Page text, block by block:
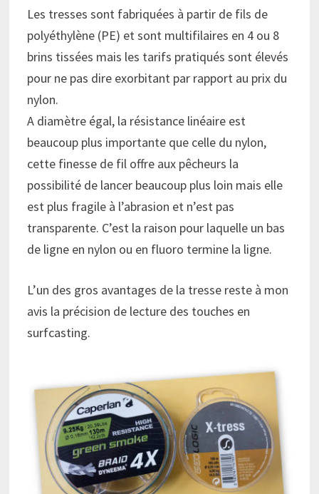
Les tresses sont fabriquées à partir de fils de
polyéthylène (PE) et sont multifilaires en 4 ou 8
brins tissées mais les tarifs pratiqués sont élevés
pour ne pas dire exorbitant par rapport au prix du
nylon.
A diamètre égal, la résistance linéaire est
beaucoup plus importante que celle du nylon,
cette finesse de fil offre aux pêcheurs la
possibilité de lancer beaucoup plus loin mais elle
est plus fragile à l’abrasion et n’est pas
transparente. C’est la raison pour laquelle un bas
de ligne en nylon ou en fluoro termine la ligne.
L’un des gros avantages de la tresse reste à mon
avis la précision de lecture des touches en
surfcasting.